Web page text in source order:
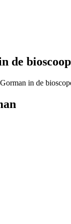
de bioscoop
in de